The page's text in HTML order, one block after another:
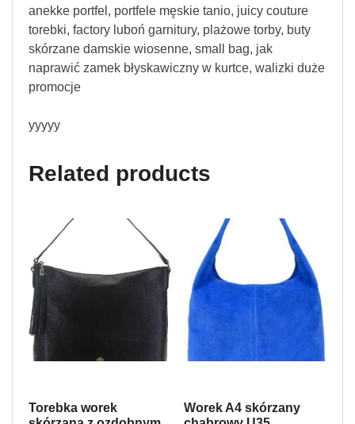
anekke portfel, portfele męskie tanio, juicy couture
torebki, factory luboń garnitury, plażowe torby, buty
skórzane damskie wiosenne, small bag, jak
naprawić zamek błyskawiczny w kurtce, walizki duże
promocje
yyyyy
Related products
Torebka worek
Worek A4 skórzany